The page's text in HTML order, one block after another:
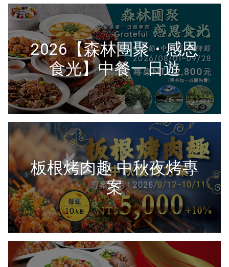
2026【森林團聚・感恩
食光】中餐一日遊
板根烤肉趣 中秋夜烤專
案